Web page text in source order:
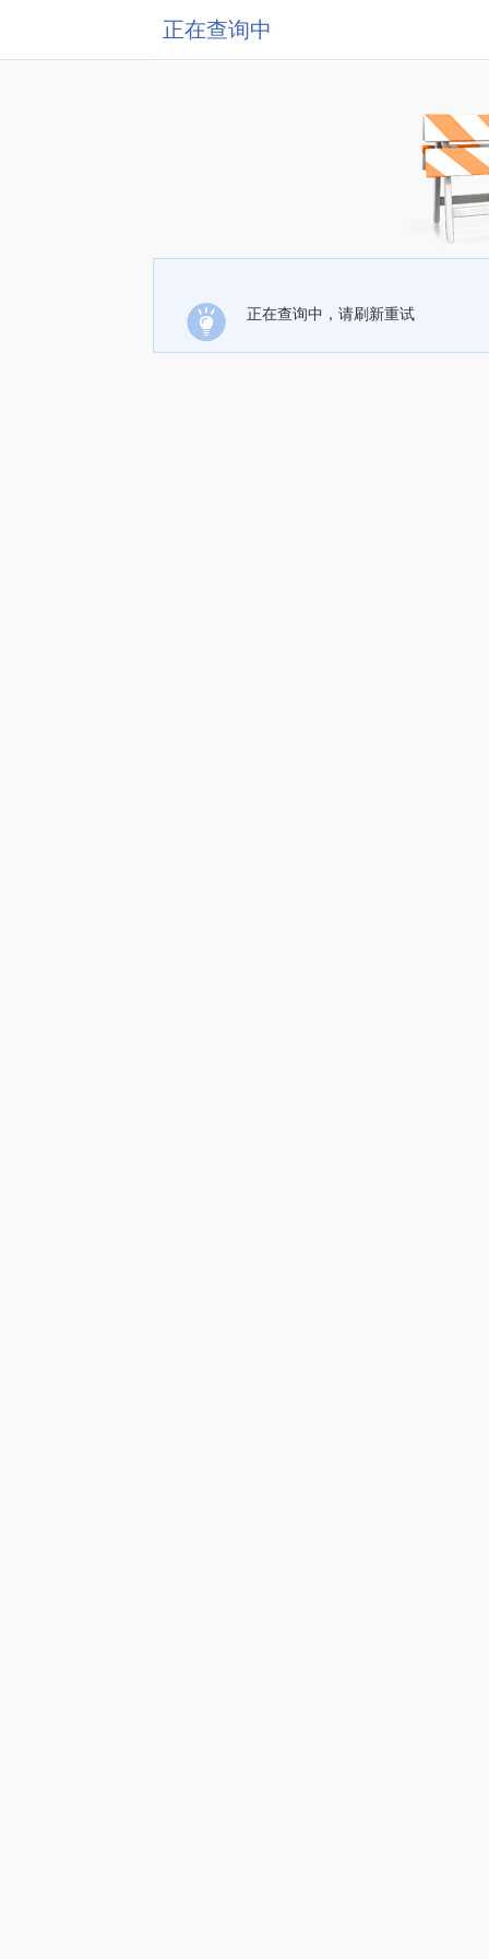
正在查询中
正在查询中，请刷新重试